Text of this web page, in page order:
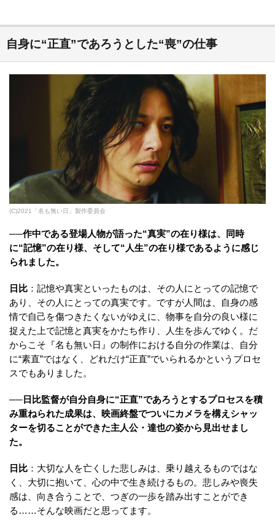
自身に“正直”であろうとした“喪”の仕事
(C)2021「名も無い日」製作委員会
──作中である登場人物が語った“真実”の在り様は、同時
に“記憶”の在り様、そして“人生”の在り様であるように感じ
られました。
日比 ：記憶や真実といったものは、その人にとっての記憶で
あり、その人にとっての真実です。ですが人間は、自身の感
情で自己を傷つきたくないがゆえに、物事を自分の良い様に
捉えた上で記憶と真実をかたち作り、人生を歩んでゆく。だ
からこそ『名も無い日』の制作における自分の作業は、自分
に“素直”ではなく、どれだけ“正直”でいられるかというプロセ
スでもありました。
──日比監督が自分自身に“正直”であろうとするプロセスを積
み重ねられた成果は、映画終盤でついにカメラを構えシャッ
ターを切ることができた主人公・達也の姿から見出せまし
た。
日比 ：大切な人を亡くした悲しみは、乗り越えるものではな
く、大切に抱いて、心の中で生き続けるもの。悲しみや喪失
感は、向き合うことで、つぎの一歩を踏み出すことができ
る……そんな映画だと思ってます。